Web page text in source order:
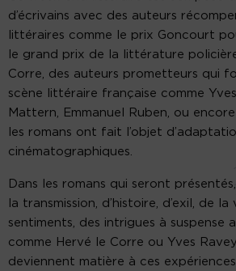
d’écrivains avec des auteurs
littéraires comme le prix Goncourt
le grand prix de la littérature
Corre, des auteurs prometteurs qui
scène littéraire française comme
Mattern, Emmanuel Ruben, ou
les romans ont fait l’objet
cinématographiques.
Dans les romans qui seront
la transmission, d’histoire, d’exil, de
sentiments, des intrigues à suspense
comme Hervé le Corre ou Yves
deviennent matière à ces